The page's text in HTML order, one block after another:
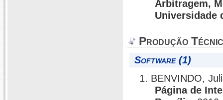
Arbitragem,
Universidade
Produção
Software (1)
1. BENVINDO,
Página de